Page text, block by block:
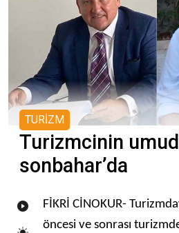
TURİZM
Turizmcinin
sonbahar’da
FİKRİ CİNOKUR-
öncesi ve sonrası